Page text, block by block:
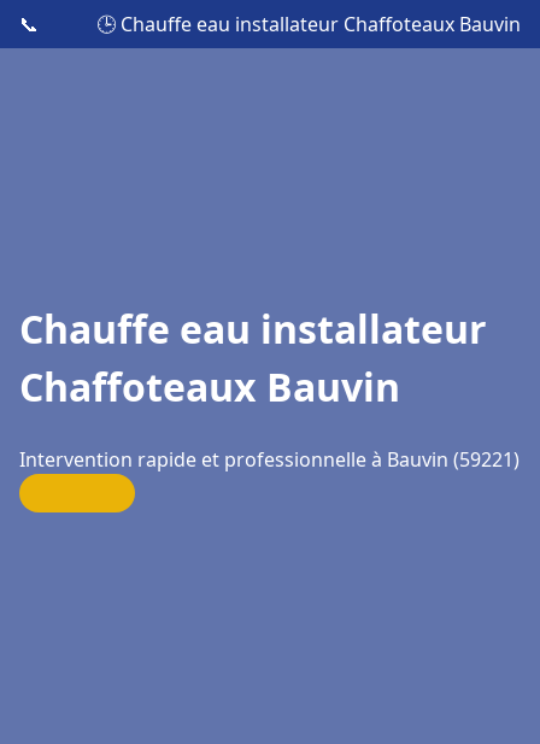
📞 🕒 Chauffe eau installateur Chaffoteaux Bauvin
Chauffe eau installateur
Chaffoteaux Bauvin
Intervention rapide et professionnelle à Bauvin (59221)